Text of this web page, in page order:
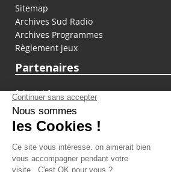
Sitemap
Archives Sud Radio
Archives Programmes
Règlement jeux
Partenaires
fiducial.fr
lyoncapitale.fr
olympique-et-lyonnais.com
L'application Iphone / Android